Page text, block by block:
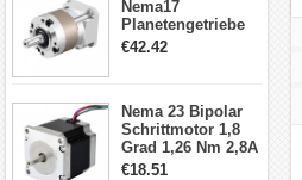
Nema17
Planetengetriebe
10:1 Spiel 15Arc-
€42.42
Nema 23 Bipolar
Schrittmotor 1,8
Grad 1,26 Nm 2,8A
2,5V 4 Drähte
€18.51